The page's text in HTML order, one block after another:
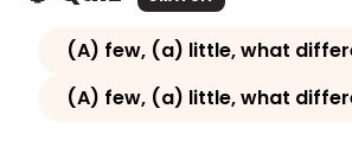
(A) few, (a) little, what
(A) few, (a) little, what